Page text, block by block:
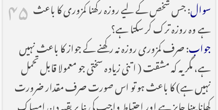
سوال: جس شخص کے لیے روزہ رکھنا کمزوری کا باعث
ہے وہ روزہ ترک کر سکتا ہے؟
جواب: صرف کمزوری روزہ نہ رکھنے کے جواز کا باعث نہیں
ہے، مگر یہ کہ مشقت ( اتنی زیادہ سختی جو معمولا قابل تحمل
نہیں ہے) کا باعث ہو تو اس صورت صرف مقدار ضرورت
کھانا پینا جایز ہے اور احتیاط واجب کی بنا پر بقیہ دن امساک